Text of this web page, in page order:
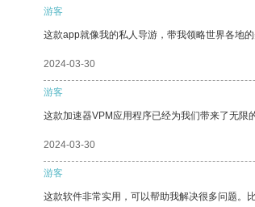
游客
这款app就像我的私人导游，带我领略世界各地的
2024-03-30
游客
这款加速器VPM应用程序已经为我们带来了无限
2024-03-30
游客
这款软件非常实用，可以帮助我解决很多问题。